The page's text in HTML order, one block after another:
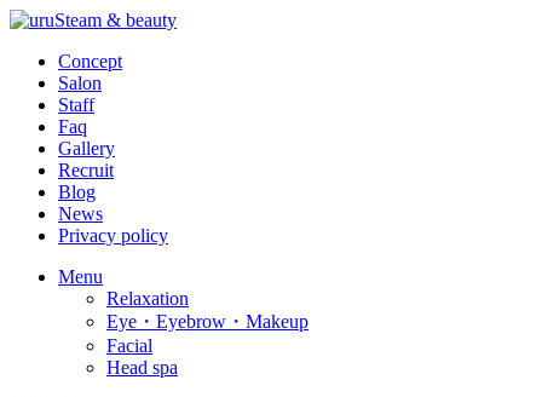
Concept
Salon
Staff
Faq
Gallery
Recruit
Blog
News
Privacy policy
Menu
Relaxation
Eye・Eyebrow・Makeup
Facial
Head spa